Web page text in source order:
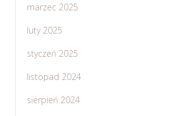
marzec 2025
luty 2025
styczeń 2025
listopad 2024
sierpień 2024